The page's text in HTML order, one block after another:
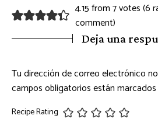
4.15 from 7 votes (6
comment)
Deja una
Tu dirección de correo electrónico
campos obligatorios están
Recipe Rating